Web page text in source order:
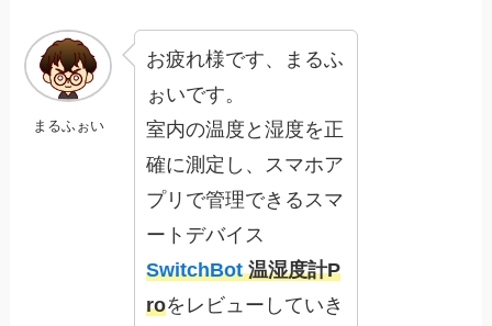
まるふぉい
お疲れ様です、まるふ
ぉいです。
室内の温度と湿度を正
確に測定し、スマホア
プリで管理できるスマ
ートデバイス
SwitchBot温湿度計P
roをレビューしていき